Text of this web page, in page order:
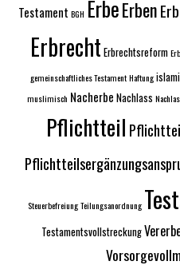
Testament BGH ErbeErben
Erbrecht Erbrechtsreform
gemeinschaftliches TestamentHaftung
muslimisch Nacherbe Nachlass
Pflichtteil
SteuerbefreiungTeilungsanordnung
Testamentsvollstreckung